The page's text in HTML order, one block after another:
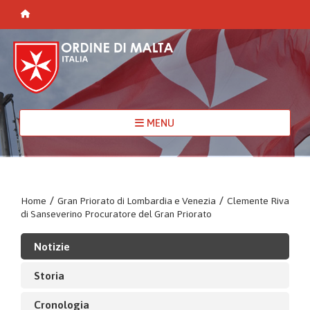
MENU
Home / Gran Priorato di Lombardia e Venezia / Clemente Riva
di Sanseverino Procuratore del Gran Priorato
Notizie
Storia
Cronologia